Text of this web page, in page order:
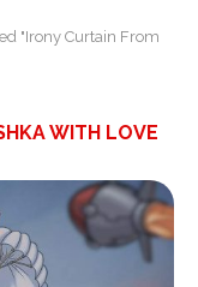
"Irony Curtain From
WITH LOVE